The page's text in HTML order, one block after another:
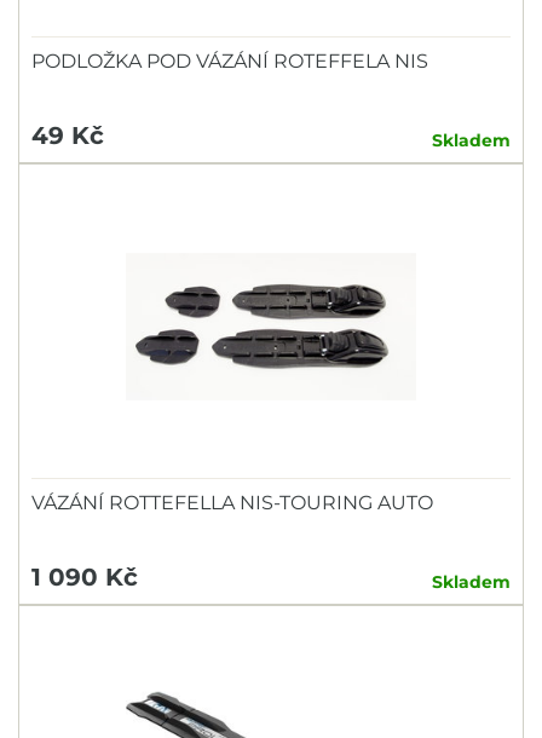
PODLOŽKA POD VÁZÁNÍ ROTEFFELA NIS
49 Kč Skladem
VÁZÁNÍ ROTTEFELLA NIS-TOURING AUTO
1 090 Kč Skladem